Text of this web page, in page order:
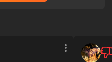
de combate única cada vez que
únicos y desafía a los
la puntuación más alta.